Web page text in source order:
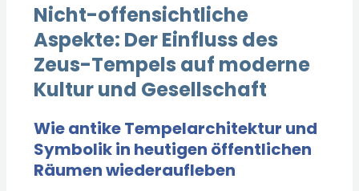
Nicht-offensichtliche
Aspekte: Der Einfluss des
Zeus-Tempels auf moderne
Kultur und Gesellschaft
Wie antike Tempelarchitektur und
Symbolik in heutigen öffentlichen
Räumen wiederaufleben